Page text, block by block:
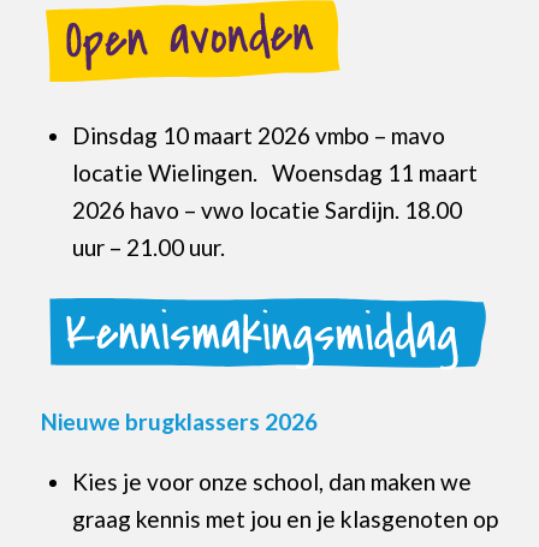
Dinsdag 10 maart 2026 vmbo – mavo
locatie Wielingen. Woensdag 11 maart
2026 havo – vwo locatie Sardijn. 18.00
uur – 21.00 uur.
Nieuwe brugklassers 2026
Kies je voor onze school, dan maken we
graag kennis met jou en je klasgenoten op